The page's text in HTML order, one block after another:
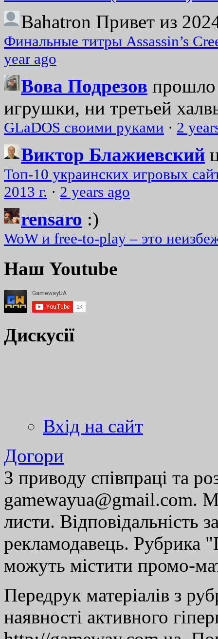
Bahatron Привет из
Финальные титры Assassin’s
year ago
Вова Подрезов прошло
игрушки, ни третьей
GLaDOS своими руками · 2
Виктор Блажиевский
Топ-10 украинских игровых
2013 г. · 2 years ago
rensaro :)
WoW и free-to-play – это
Наш Youtube
Дискусії
Вхід на сайт
Догори
З приводу співпраці та
gamewayua@gmail.com.
листи. Відповідальність
рекламодавець. Рубрика
можуть містити промо-
Передрук матеріалів з
наявності активного